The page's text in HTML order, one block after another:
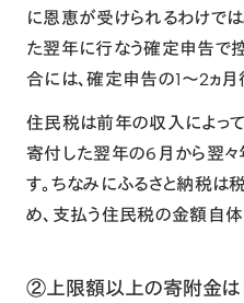
に恩恵が受けられるわけで
た翌年に行なう確定申告で
合には、確定申告の1～2ヵ月
住民税は前年の収入によっ
寄付した翌年の6月から翌
す。ちなみにふるさと納税は
め、支払う住民税の金額自体
②上限額以上の寄附金は